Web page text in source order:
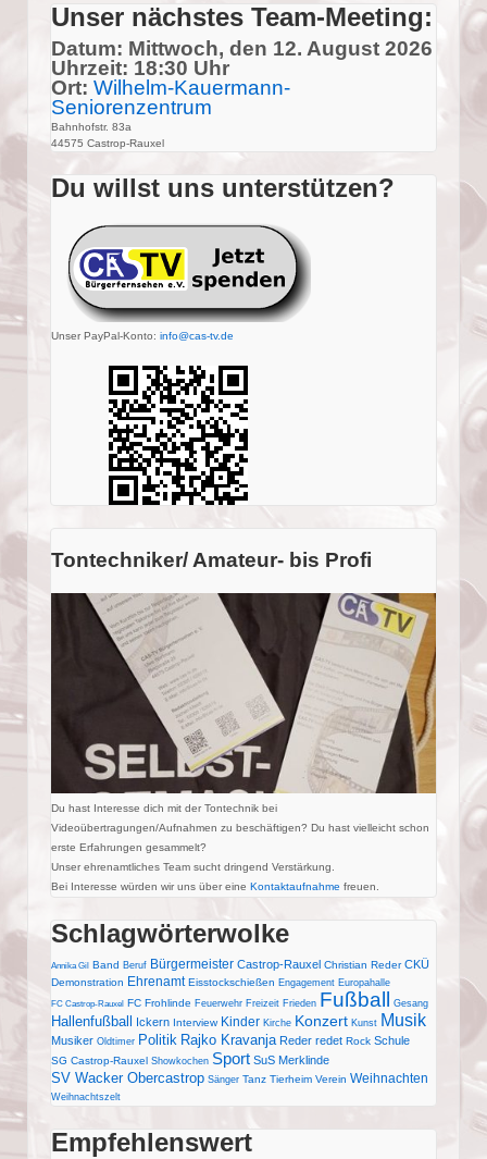
Unser nächstes Team-Meeting:
Datum: Mittwoch, den 12. August 2026
Uhrzeit: 18:30 Uhr
Ort: Wilhelm-Kauermann-
Seniorenzentrum
Bahnhofstr. 83a
44575 Castrop-Rauxel
Du willst uns unterstützen?
Unser PayPal-Konto: info@cas-tv.de
Tontechniker/ Amateur- bis Profi
Du hast Interesse dich mit der Tontechnik bei
Videoübertragungen/Aufnahmen zu beschäftigen? Du hast vielleicht schon
erste Erfahrungen gesammelt?
Unser ehrenamtliches Team sucht dringend Verstärkung.
Bei Interesse würden wir uns über eine Kontaktaufnahme freuen.
Schlagwörterwolke
Annika Gil Band Beruf Bürgermeister Castrop-Rauxel Christian Reder CKÜ
Demonstration Ehrenamt Eisstockschießen Engagement Europahalle
FC Castrop-Rauxel FC Frohlinde Feuerwehr Freizeit Frieden Fußball Gesang
Hallenfußball Ickern Interview Kinder Kirche Konzert Kunst Musik
Musiker Oldtimer Politik Rajko Kravanja Reder redet Rock Schule
SG Castrop-Rauxel Showkochen Sport SuS Merklinde
SV Wacker Obercastrop Sänger Tanz Tierheim Verein Weihnachten
Weihnachtszelt
Empfehlenswert